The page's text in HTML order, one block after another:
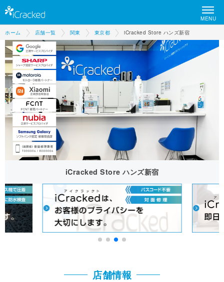
MENU
ホーム 店舗一覧 関東 東京都 iCracked Store ハンズ新宿
iCracked Store ハンズ新宿
店舗情報